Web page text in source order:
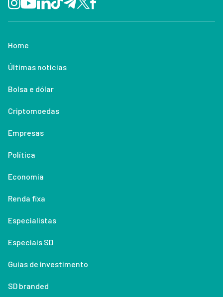
Home
Últimas notícias
Bolsa e dólar
Criptomoedas
Empresas
Política
Economia
Renda fixa
Especialistas
Especiais SD
Guias de investimento
SD branded